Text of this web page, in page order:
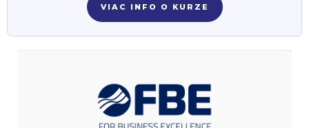
VIAC INFO O KURZE